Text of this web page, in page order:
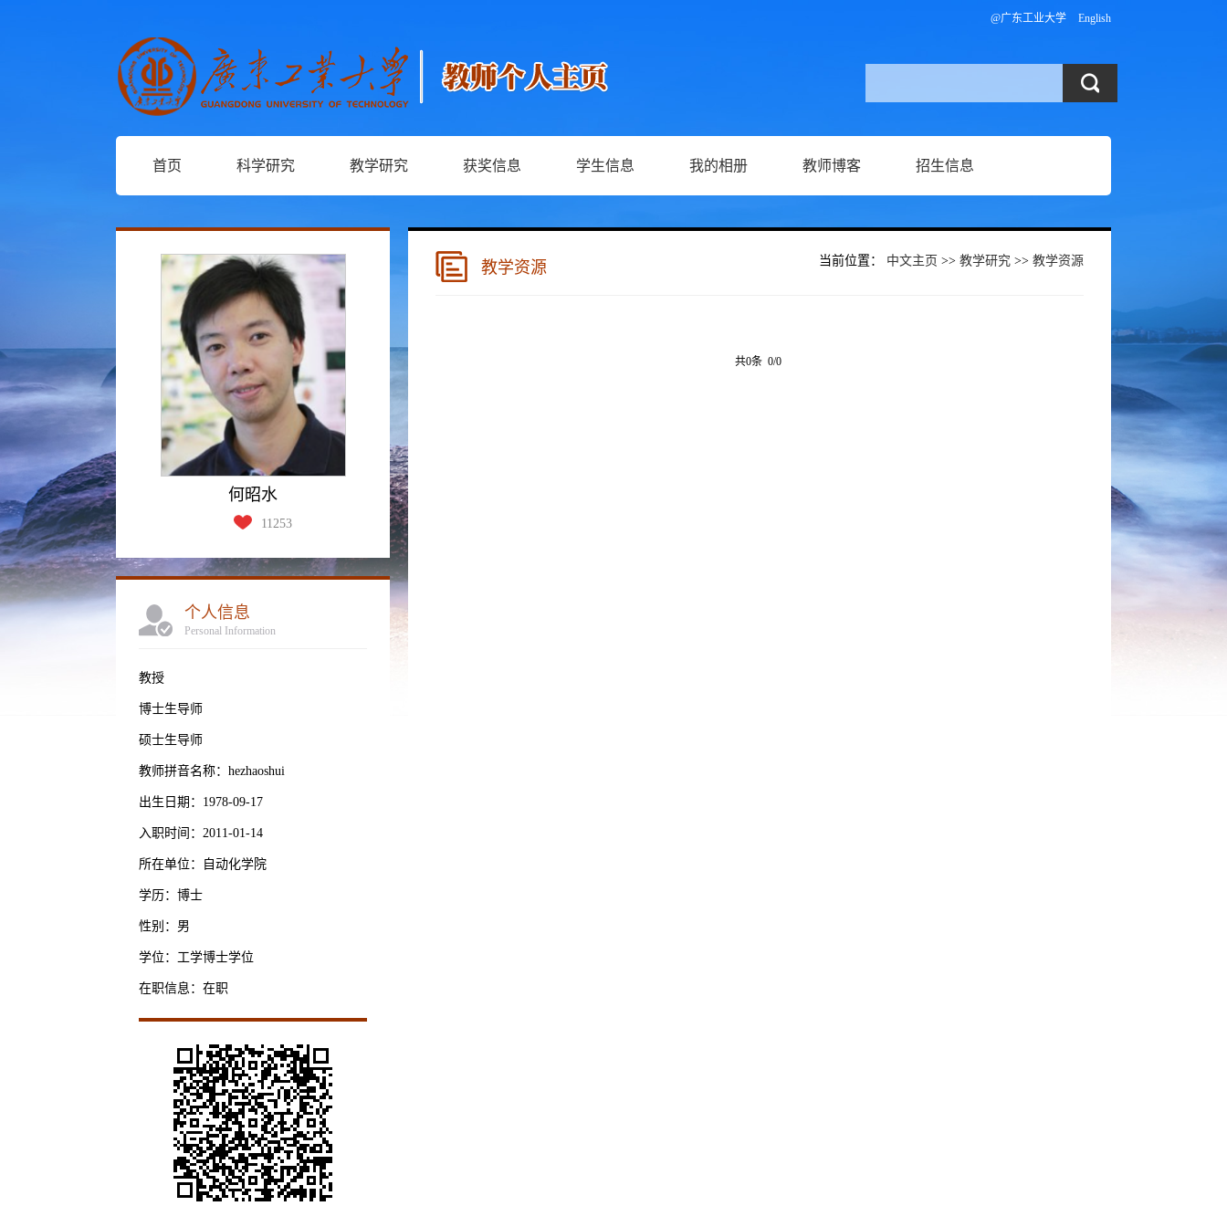
@广东工业大学 English
首页 科学研究 教学研究 获奖信息 学生信息 我的相册 教师博客 招生信息
何昭水
11253
个人信息
Personal Information
教授
博士生导师
硕士生导师
教师拼音名称：hezhaoshui
出生日期：1978-09-17
入职时间：2011-01-14
所在单位：自动化学院
学历：博士
性别：男
学位：工学博士学位
在职信息：在职
教学资源 当前位置： 中文主页 >> 教学研究 >> 教学资源
共0条 0/0